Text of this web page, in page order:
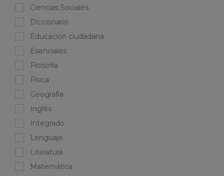
Ciencias Sociales
Diccionario
Educación ciudadana
Esenciales
Filosofía
Física
Geografía
Inglés
Integrado
Lenguaje
Literatura
Matemática